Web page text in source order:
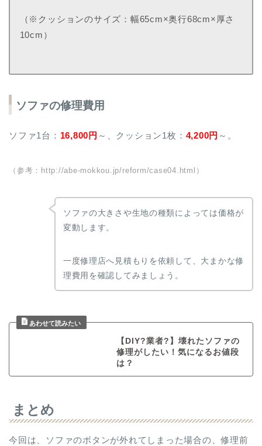
（※クッションのサイズ：幅65cm×奥行68cm×厚さ
10cm）
ソファの修理費用
ソファ1台： 16,800円 ～、クッション1枚： 4,200円 ～。
（参考：http://abe-mokkou.jp/reform/case04.html）
ソファの大きさや生地の種類によっては価格が
変動します。
一度修理店へ見積もりを依頼して、大まかな修
理費用を確認してみましょう。
【DIY?業者?】壊れたソファの
修理がしたい！気になるお値段
は？
まとめ
今回は、ソファのボタンが外れてしまった場合の、修理前